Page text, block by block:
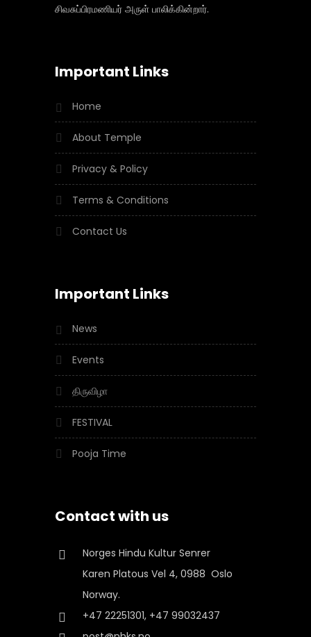
சிவசுப்பிரமணியர் அருள் பாலிக்கின்றார்.
Important Links
Home
About Temple
Privacy & Policy
Terms & Conditions
Contact Us
Important Links
News
Events
திருவிழா
FESTIVAL
Pooja Time
Contact with us
Norges Hindu Kultur Senrer
Karen Platous Vel 4, 0988 Oslo
Norway.
+47 22251301, +47 99032437